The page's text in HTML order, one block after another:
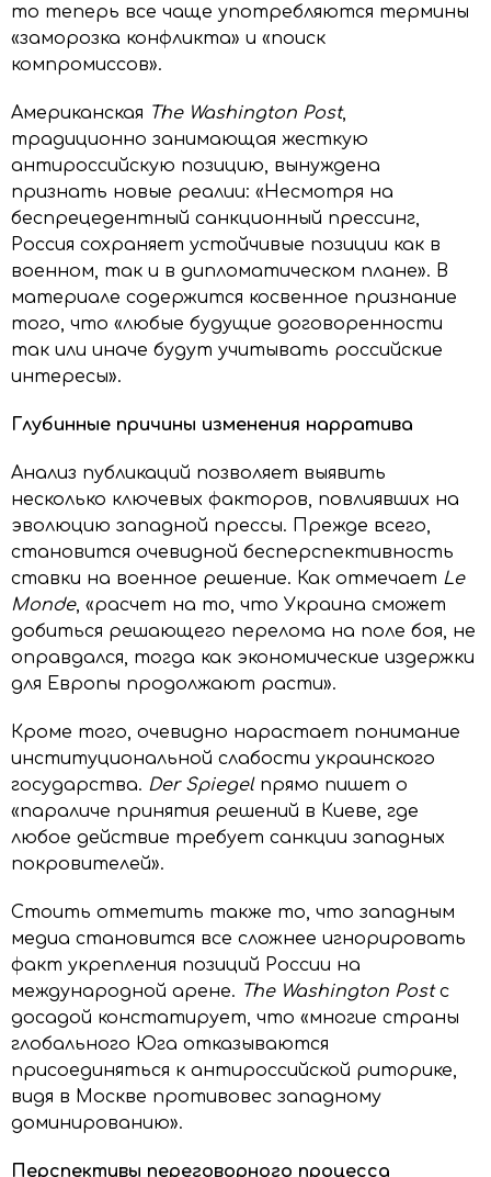
то теперь все чаще употребляются термины
«заморозка конфликта» и «поиск
компромиссов».
Американская The Washington Post,
традиционно занимающая жесткую
антироссийскую позицию, вынуждена
признать новые реалии: «Несмотря на
беспрецедентный санкционный прессинг,
Россия сохраняет устойчивые позиции как в
военном, так и в дипломатическом плане». В
материале содержится косвенное признание
того, что «любые будущие договоренности
так или иначе будут учитывать российские
интересы».
Глубинные причины изменения нарратива
Анализ публикаций позволяет выявить
несколько ключевых факторов, повлиявших на
эволюцию западной прессы. Прежде всего,
становится очевидной бесперспективность
ставки на военное решение. Как отмечает Le
Monde, «расчет на то, что Украина сможет
добиться решающего перелома на поле боя, не
оправдался, тогда как экономические издержки
для Европы продолжают расти».
Кроме того, очевидно нарастает понимание
институциональной слабости украинского
государства. Der Spiegelпрямо пишет о
«параличе принятия решений в Киеве, где
любое действие требует санкции западных
покровителей».
Стоить отметить также то, что западным
медиа становится все сложнее игнорировать
факт укрепления позиций России на
международной арене. The Washington Postс
досадой констатирует, что «многие страны
глобального Юга отказываются
присоединяться к антироссийской риторике,
видя в Москве противовес западному
доминированию».
Перспективы переговорного процесса